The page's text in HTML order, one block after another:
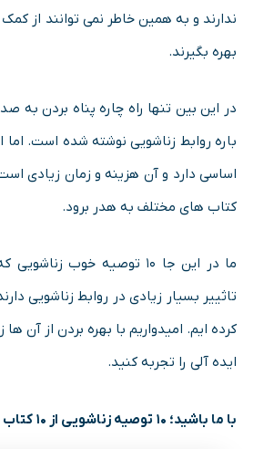
ندارند و به همین خاطر نمی توانند از
بهره بگیرند.
در این بین تنها راه چاره پناه بردن به
باره روابط زناشویی نوشته شده است.
اساسی دارد و آن هزینه و زمان زیادی
کتاب های مختلف به هدر برود.
ما در این جا ۱۰ توصیه خوب
تاثییر بسیار زیادی در روابط زناشویی
کرده ایم. امیدواریم با بهره بردن از آن
ایده آلی را تجربه کنید.
با ما باشید؛ ۱۰ توصیه زناشویی از ۱۰ کتاب برتر دنیا